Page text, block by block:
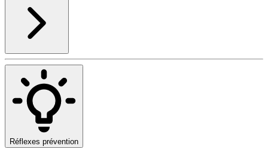
Réflexes prévention